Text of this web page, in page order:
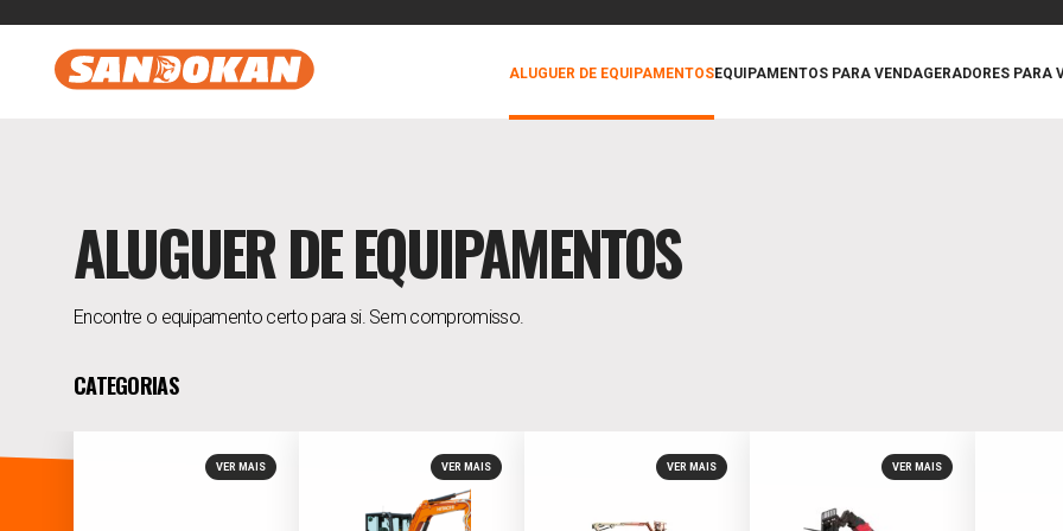
ALUGUER DE EQUIPAMENTOSEQUIPAMENTOS PARA VENDAGERADORES PARA
ALUGUER DE EQUIPAMENTOS
Encontre o equipamento certo para si. Sem compromisso.
CATEGORIAS
VER MAIS VER MAIS VER MAIS VER MAIS